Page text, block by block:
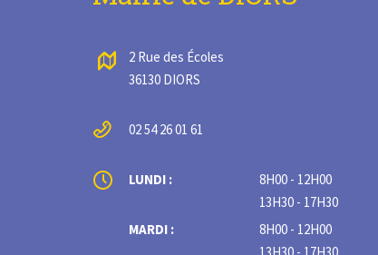
2 Rue des Écoles
36130 DIORS
02 54 26 01 61
LUNDI :
8H00 - 12H00
13H30 - 17H30
MARDI :
8H00 - 12H00